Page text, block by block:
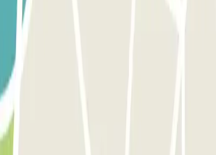
Parclick
kun je de parkeerplaats maar één keer